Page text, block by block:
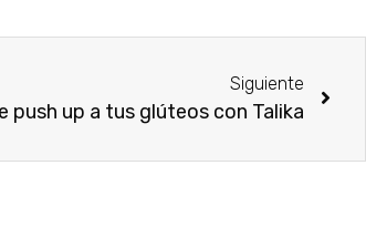
Siguiente
push up a tus glúteos con Talika